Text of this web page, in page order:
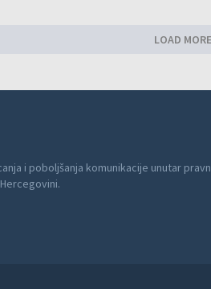
LOAD
i poboljšanja komunikacije unutar